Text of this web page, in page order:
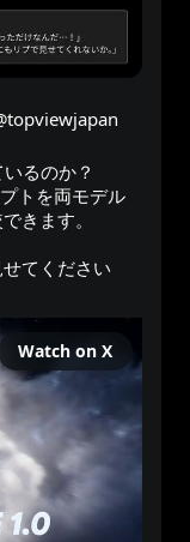
topviewjapan
るのか？
トを両モデル
きます。
てください
Watch on X